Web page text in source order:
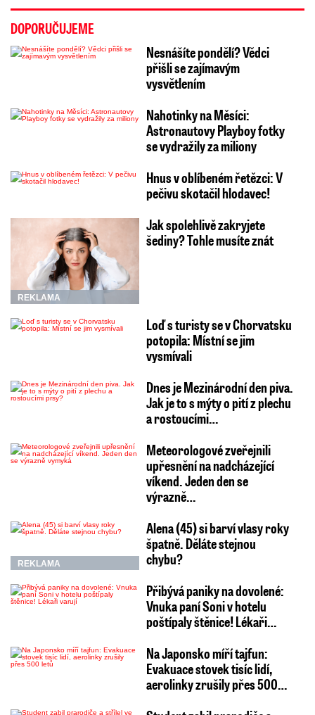
DOPORUČUJEME
Nesnášíte pondělí? Vědci
přišli se zajímavým
vysvětlením
Nahotinky na Měsíci:
Astronautovy Playboy fotky
se vydražily za miliony
Hnus v oblíbeném řetězci: V
pečivu skotačil hlodavec!
REKLAMA
Jak spolehlivě zakryjete
šediny? Tohle musíte znát
Loď s turisty se v Chorvatsku
potopila: Místní se jim
vysmívali
Dnes je Mezinárodní den piva.
Jak je to s mýty o pití z plechu
a rostoucími…
Meteorologové zveřejnili
upřesnění na nadcházející
víkend. Jeden den se
výrazně…
REKLAMA
Alena (45) si barví vlasy roky
špatně. Děláte stejnou
chybu?
Přibývá paniky na dovolené:
Vnuka paní Soni v hotelu
poštípaly štěnice! Lékaři…
Na Japonsko míří tajfun:
Evakuace stovek tisíc lidí,
aerolinky zrušily přes 500…